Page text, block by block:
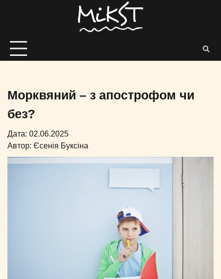
Морквяний – з апострофом чи
без?
Дата: 02.06.2025
Автор: Єсенія Буксіна